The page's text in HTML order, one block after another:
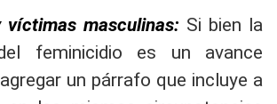
víctimas masculinas: Si bien la
feminicidio es un avance
un párrafo que incluye a